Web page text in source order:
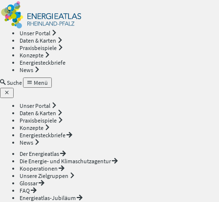
Unser Portal
Daten & Karten
Praxisbeispiele
Konzepte
Energiesteckbriefe
News
Suche
Menü
Unser Portal
Daten & Karten
Praxisbeispiele
Konzepte
Energiesteckbriefe
News
Der Energieatlas
Die Energie- und Klimaschutzagentur
Kooperationen
Unsere Zielgruppen
Glossar
FAQ
Energieatlas-Jubiläum